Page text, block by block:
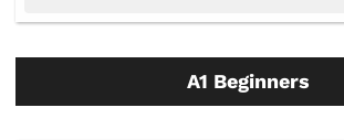
A1 Beginners